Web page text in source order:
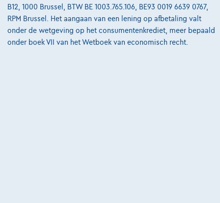
3390 Tielt-Winge,
Vergelijk
B12, 1000 Brussel, BTW BE 1003.765.106, BE93 0019 6639 0767,
RPM Brussel. Het aangaan van een lening op afbetaling valt
onder de wetgeving op het consumentenkrediet, meer bepaald
onder boek VII van het Wetboek van economisch recht.